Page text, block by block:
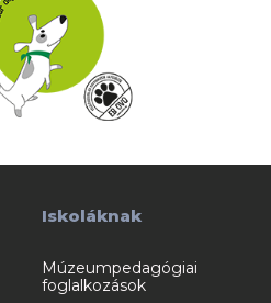
Iskoláknak
Múzeumpedagógiai
foglalkozások